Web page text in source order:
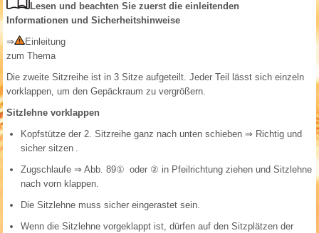
Lesen und beachten Sie zuerst die einleitenden
Informationen und Sicherheitshinweise
⇒
Einleitung
zum Thema
Die zweite Sitzreihe ist in 3 Sitze aufgeteilt. Jeder Teil lässt sich einzeln
vorklappen, um den Gepäckraum zu vergrößern.
Sitzlehne vorklappen
Kopfstütze der 2. Sitzreihe ganz nach unten schieben ⇒ Richtig und
sicher sitzen .
Zugschlaufe ⇒ Abb. 89① oder ② in Pfeilrichtung ziehen und Sitzlehne
nach vorn klappen.
Die Sitzlehne muss sicher eingerastet sein.
Wenn die Sitzlehne vorgeklappt ist, dürfen auf den Sitzplätzen der